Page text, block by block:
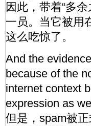
因此，带着“多
一员。当它被用
这么吃惊了。
And the
because of the
internet context
expression as
但是，spam被正